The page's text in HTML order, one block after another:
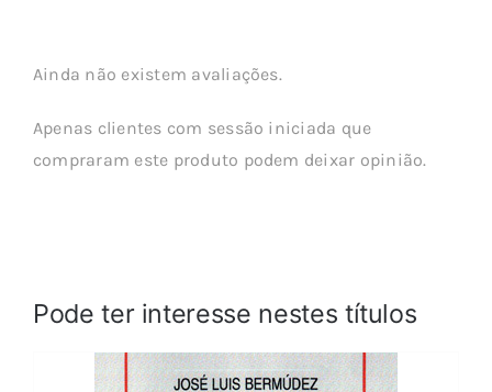
Ainda não existem avaliações.
Apenas clientes com sessão iniciada que
compraram este produto podem deixar opinião.
Pode ter interesse nestes títulos